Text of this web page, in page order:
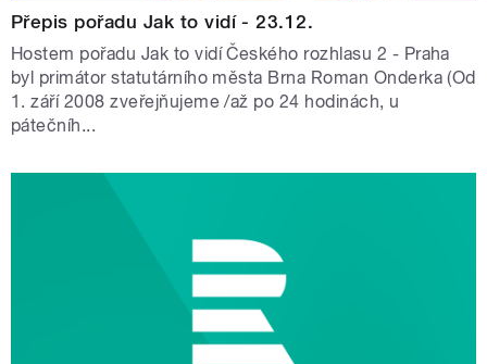
Přepis pořadu Jak to vidí - 23.12.
Hostem pořadu Jak to vidí Českého rozhlasu 2 - Praha
byl primátor statutárního města Brna Roman Onderka (Od
1. září 2008 zveřejňujeme /až po 24 hodinách, u
pátečníh...